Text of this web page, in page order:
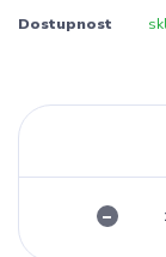
Dostupnost